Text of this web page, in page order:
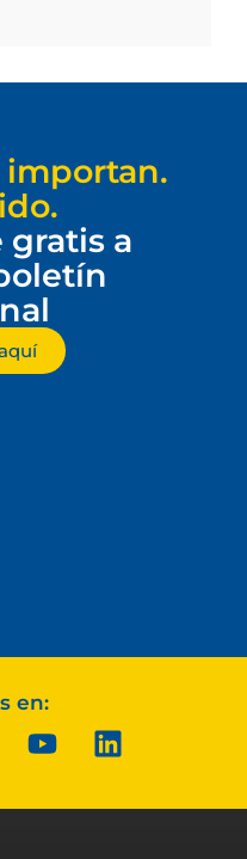
importan.
gratis a
en: